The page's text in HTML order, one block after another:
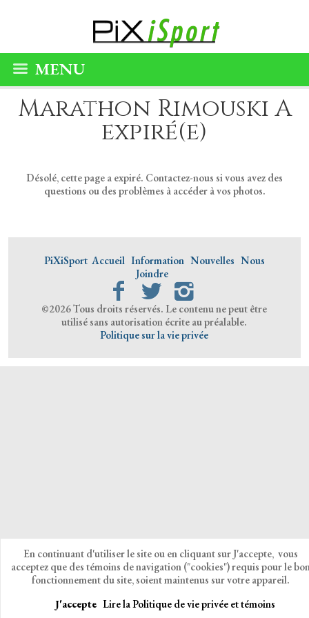
MENU
Marathon Rimouski A
expiré(e)
Désolé, cette page a expiré. Contactez-nous si vous avez des
questions ou des problèmes à accéder à vos photos.
PiXiSport Accueil Information Nouvelles Nous
Joindre
©2026 Tous droits réservés. Le contenu ne peut être
utilisé sans autorisation écrite au préalable.
Politique sur la vie privée
En continuant d'utiliser le site ou en cliquant sur J'accepte, vous
acceptez que des témoins de navigation ("cookies") requis pour le
fonctionnement du site, soient maintenus sur votre appareil.
J'accepte Lire la Politique de vie privée et témoins